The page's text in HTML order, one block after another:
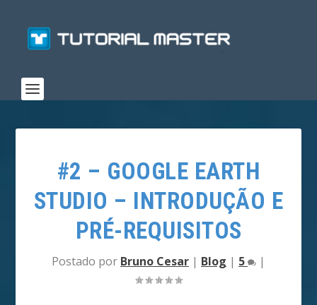
#2 – GOOGLE EARTH
STUDIO – INTRODUÇÃO E
PRÉ-REQUISITOS
Postado por Bruno Cesar | Blog | 5 |